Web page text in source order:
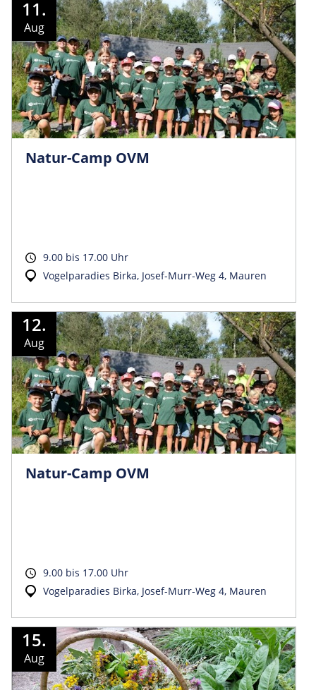
11.
Aug
Natur-Camp OVM
9.00 bis 17.00 Uhr
Vogelparadies Birka, Josef-Murr-Weg 4, Mauren
12.
Aug
Natur-Camp OVM
9.00 bis 17.00 Uhr
Vogelparadies Birka, Josef-Murr-Weg 4, Mauren
15.
Aug